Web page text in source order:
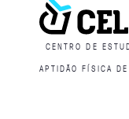
CENTRO DE
APTIDÃO FÍSICA